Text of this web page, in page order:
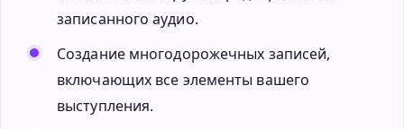
записанного аудио.
Создание многодорожечных записей,
включающих все элементы вашего
выступления.